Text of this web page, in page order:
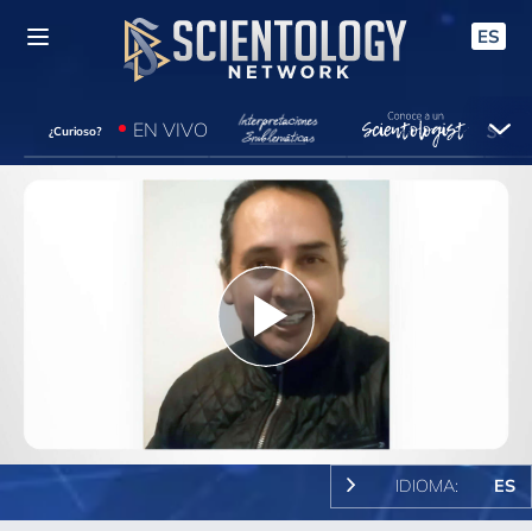
ES
¿Curioso? EN VIVO
Play
Video
IDIOMA: ES